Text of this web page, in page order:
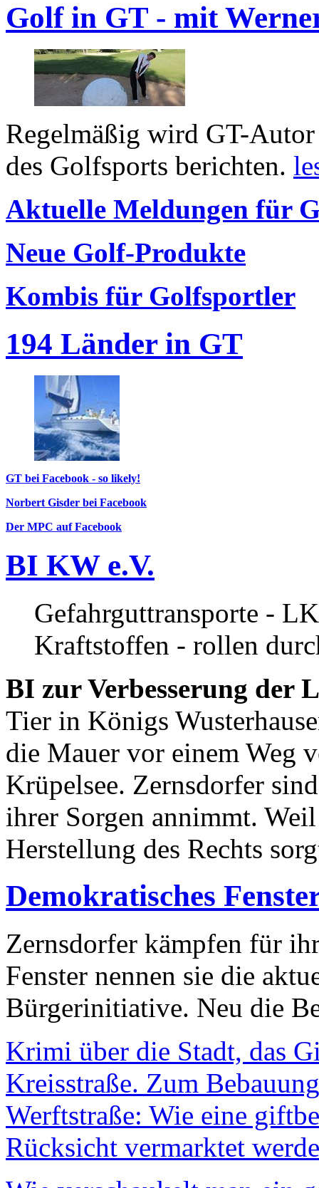
Golf in GT - mit
Regelmäßig wird GT-
des Golfsports berichten.
Aktuelle Meldungen für
Neue Golf-Produkte
Kombis für Golfsportler
194 Länder in GT
GT bei Facebook - so likely!
Norbert Gisder bei Facebook
Der MPC auf Facebook
BI KW e.V.
Gefahrguttransporte -
Kraftstoffen - rollen
BI zur Verbesserung der
Tier in Königs
die Mauer vor einem Weg
Krüpelsee. Zernsdorfer
ihrer Sorgen annimmt.
Herstellung des Rechts
Demokratisches
Zernsdorfer kämpfen für
Fenster nennen sie die
Bürgerinitiative. Neu die
Krimi über die Stadt, das
Kreisstraße. Zum
Werftstraße: Wie eine
Rücksicht vermarktet